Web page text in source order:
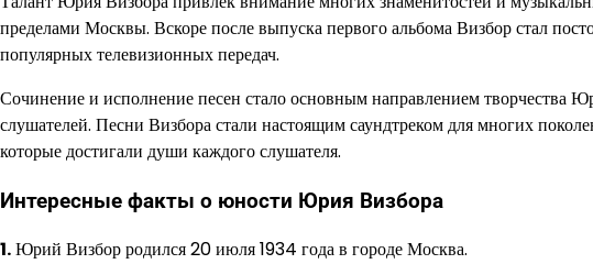
пределами Москвы. Вскоре после выпуска первого альбома Визбор стал
популярных телевизионных передач.
Сочинение и исполнение песен стало основным направлением творчества
слушателей. Песни Визбора стали настоящим саундтреком для многих
которые достигали души каждого слушателя.
Интересные факты о юности Юрия Визбора
1.Юрий Визбор родился 20 июля 1934 года в городе Москва.